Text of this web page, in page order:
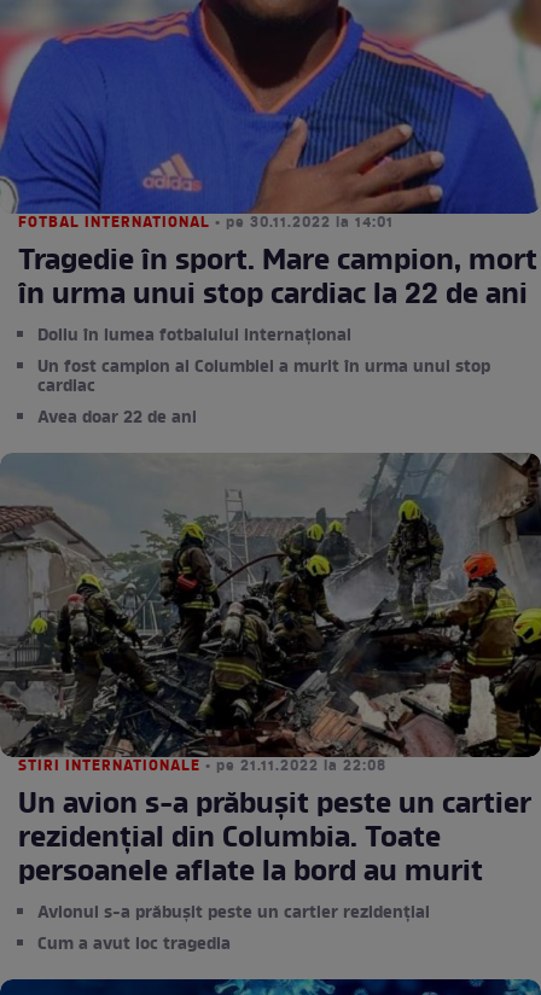
FOTBAL INTERNATIONAL • pe 30.11.2022 la 14:01
Tragedie în sport. Mare campion, mort
în urma unui stop cardiac la 22 de ani
Doliu în lumea fotbalului internațional
Un fost campion al Columbiei a murit în urma unui stop
cardiac
Avea doar 22 de ani
STIRI INTERNATIONALE • pe 21.11.2022 la 22:08
Un avion s-a prăbușit peste un cartier
rezidențial din Columbia. Toate
persoanele aflate la bord au murit
Avionul s-a prăbușit peste un cartier rezidențial
Cum a avut loc tragedia